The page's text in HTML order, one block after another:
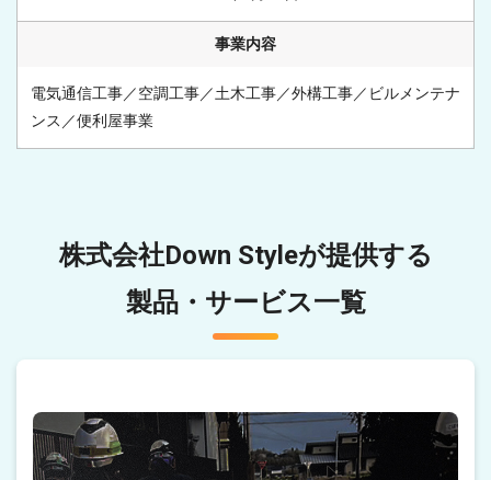
事業内容
電気通信工事／空調工事／土木工事／外構工事／ビルメンテナ
ンス／便利屋事業
株式会社Down Styleが提供する
製品・サービス一覧